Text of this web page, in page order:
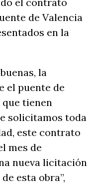
de Valencia
en la
la
el puente de
que tienen
solicitamos toda
este contrato
mes de
nueva licitación
esta obra”,